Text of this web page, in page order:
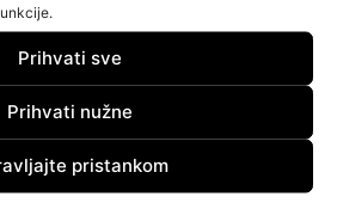
Prihvati sve
Prihvati nužne
pristankom
Vozači ni ovaj vikend nisu
usporili, čak 18 ljudi uhvaćeno u
istom prekršaju
Lažni službenik pokucao na vrata